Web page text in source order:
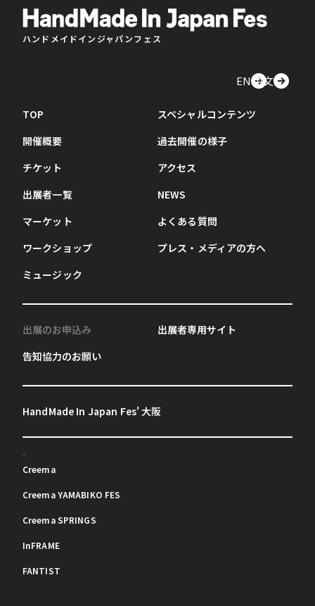
ハンドメイドインジャパンフェス
EN中文
TOP
開催概要
チケット
出展者一覧
マーケット
ワークショップ
ミュージック
スペシャルコンテンツ
過去開催の様子
アクセス
NEWS
よくある質問
プレス・メディアの方へ
出展のお申込み
告知協力のお願い
出展者専用サイト
HandMade In Japan Fes' 大阪
Creema
Creema YAMABIKO FES
Creema SPRINGS
InFRAME
FANTIST